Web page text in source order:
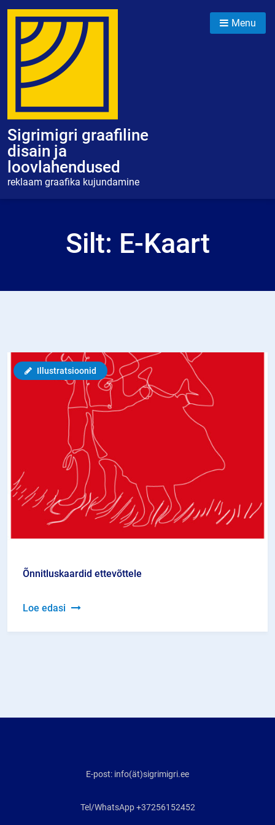
Skip
content
Sigrimigri graafiline
disain ja
loovlahendused
reklaam graafika kujundamine
Menu
Silt: E-Kaart
Illustratsioonid
Õnnitluskaardid ettevõttele
Loe edasi
Õnnitluskaardid
E-post: info(ät)sigrimigri.ee
Tel/WhatsApp +37256152452